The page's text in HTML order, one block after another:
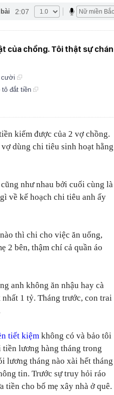
2:07
của chồng. Tôi thật sự chán
cười
đắt tiền
kiếm được của 2 vợ chồng.
dùng chi tiêu sinh hoạt hằng
như nhau bởi cuối cùng là
về kế hoạch chi tiêu anh ấy
thì chi cho việc ăn uống,
2 bên, thậm chí cả quần áo
anh không ăn nhậu hay cà
1 tỷ. Tháng trước, con trai
tiết kiệm không có và bảo tôi
lương hàng tháng trong
lương tháng nào xài hết tháng
tin. Trước sự truy hỏi ráo
tiền cho bố mẹ xây nhà ở quê.